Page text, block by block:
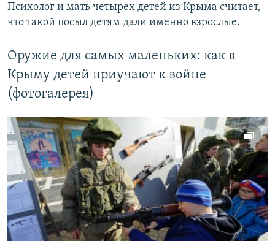
Психолог и мать четырех детей из Крыма считает,
что такой посыл детям дали именно взрослые.
Оружие для самых маленьких: как в
Крыму детей приучают к войне
(фотогалерея)